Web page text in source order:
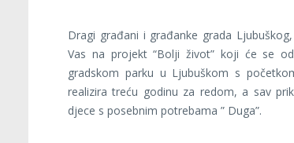
Dragi građani i građanke grada
Vas na projekt “Bolji život” koji će se
gradskom parku u Ljubuškom s
realizira treću godinu za redom, a sav
djece s posebnim potrebama ” Duga”.